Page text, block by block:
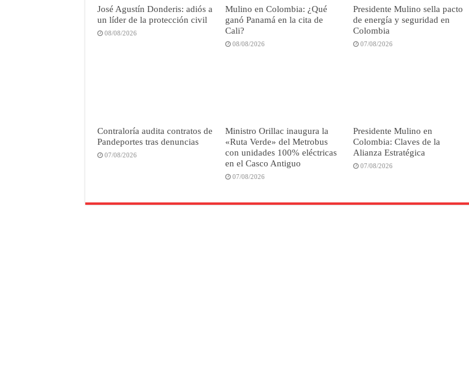
José Agustín Donderis: adiós a
un líder de la protección civil
08/08/2026
Mulino en Colombia: ¿Qué
ganó Panamá en la cita de
Cali?
08/08/2026
Presidente Mulino sella pacto
de energía y seguridad en
Colombia
07/08/2026
Contraloría audita contratos de
Pandeportes tras denuncias
07/08/2026
Ministro Orillac inaugura la
«Ruta Verde» del Metrobus
con unidades 100% eléctricas
en el Casco Antiguo
07/08/2026
Presidente Mulino en
Colombia: Claves de la
Alianza Estratégica
07/08/2026